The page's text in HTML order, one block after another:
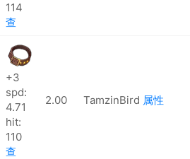
114
查
+3
spd:
4.71
hit:
110
查
2.00 TamzinBird 属性